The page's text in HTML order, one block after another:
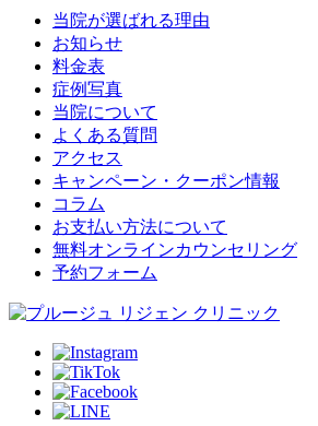
当院が選ばれる理由
お知らせ
料金表
症例写真
当院について
よくある質問
アクセス
キャンペーン・クーポン情報
コラム
お支払い方法について
無料オンラインカウンセリング
予約フォーム